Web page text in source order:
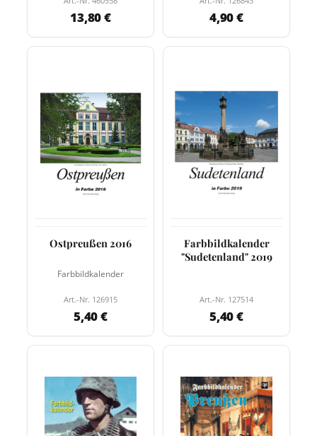
13,80 € 4,90 €
Ostpreußen 2016
Farbbildkalender
Art.-Nr. 126915
5,40 €
Farbbildkalender
"Sudetenland" 2019
Art.-Nr. 127514
5,40 €